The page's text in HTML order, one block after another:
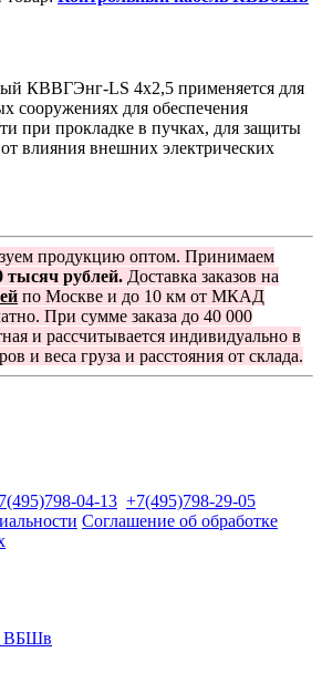
КВВГЭнг-LS 4х2,5 применяется для
сооружениях для обеспечения
при прокладке в пучках, для защиты
влияния внешних электрических
продукцию оптом. Принимаем
тысяч рублей. Доставка заказов на
по Москве и до 10 км от МКАД
При сумме заказа до 40 000
и рассчитывается индивидуально в
и веса груза и расстояния от склада.
04-13 +7(495)798-29-05
Соглашение об обработке
ВБШв